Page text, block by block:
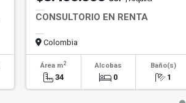
CONSULTORIO EN RENTA
Colombia
Área m2
34
Alcobas
0
Baño(s)
1